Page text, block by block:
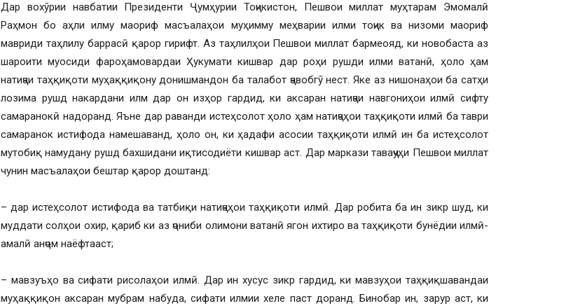
Дар вохӯрии навбатии Президенти Ҷумҳурии Тоҷикистон, Пешвои миллат муҳтарам Эмомалӣ
Раҳмон бо аҳли илму маориф масъалаҳои муҳимму меҳварии илми тоҷик ва низоми маориф
мавриди таҳлилу баррасӣ қарор гирифт. Аз таҳлилҳои Пешвои миллат бармеояд, ки новобаста аз
шароити муосиди фароҳамовардаи Ҳукумати кишвар дар роҳи рушди илми ватанӣ, ҳоло ҳам
натиҷаи таҳқиқоти муҳаққиқону донишмандон ба талабот ҷавобгӯ нест. Яке аз нишонаҳои ба сатҳи
лозима рушд накардани илм дар он изҳор гардид, ки аксаран натиҷаи навгониҳои илмӣ сифту
самаранокӣ надоранд. Яъне дар раванди истеҳсолот ҳоло ҳам натиҷаҳои таҳқиқоти илмӣ ба таври
самаранок истифода намешаванд, ҳоло он, ки ҳадафи асосии таҳқиқоти илмӣ ин ба истеҳсолот
мутобиқ намудану рушд бахшидани иқтисодиёти кишвар аст. Дар маркази таваҷҷуҳи Пешвои миллат
чунин масъалаҳои бештар қарор доштанд:
– дар истеҳсолот истифода ва татбиқи натиҷаҳои таҳқиқоти илмӣ. Дар робита ба ин зикр шуд, ки
муддати солҳои охир, қариб ки аз ҷониби олимони ватанӣ ягон ихтиро ва таҳқиқоти бунёдии илмӣ-
амалӣ анҷом наёфтааст;
– мавзуъҳо ва сифати рисолаҳои илмӣ. Дар ин хусус зикр гардид, ки мавзуҳои таҳқиқшавандаи
муҳаққиқон аксаран мубрам набуда, сифати илмии хеле паст доранд. Бинобар ин, зарур аст, ки